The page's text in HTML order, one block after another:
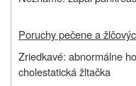
Poruchy pečene a
Zriedkavé: abnormálne
cholestatická žltačka